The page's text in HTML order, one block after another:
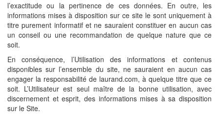
l’exactitude ou la pertinence de ces données. En outre, les
informations mises à disposition sur ce site le sont uniquement à
titre purement informatif et ne sauraient constituer en aucun cas
un conseil ou une recommandation de quelque nature que ce
soit.
En conséquence, l’Utilisation des informations et contenus
disponibles sur l’ensemble du site, ne sauraient en aucun cas
engager la responsabilité de laurand.com, à quelque titre que ce
soit. L’Utilisateur est seul maître de la bonne utilisation, avec
discernement et esprit, des informations mises à sa disposition
sur le Site.